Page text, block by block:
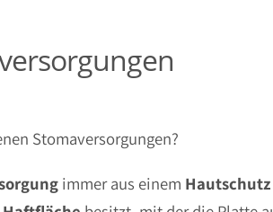
Stomaversorgungen?
immer aus einem